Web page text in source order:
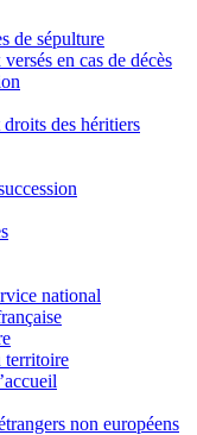
de sépulture
en cas de décès
des héritiers
national
territoire
non européens